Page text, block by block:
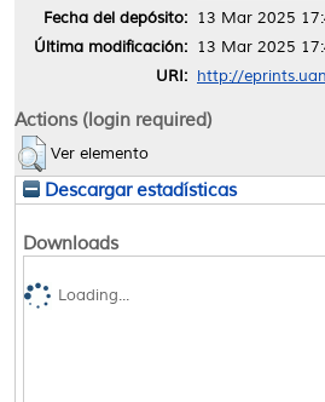
Fecha del depósito: 13 Mar 2025
Última modificación: 13 Mar 2025
URI: http://
Actions (login required)
Ver elemento
Descargar estadísticas
Downloads
Loading...